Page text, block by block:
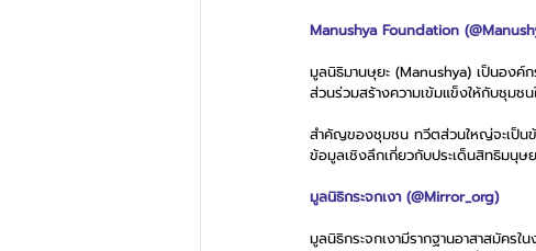
Manushya Foundation
มูลนิธิมานษุยะ (Manushya) เป็นองค์
ส่วนร่วมสร้างความเข้มแข็งให้กับชุมช
สำคัญของชุมชน ทวีตส่วนใหญ่จะเป็น
ข้อมูลเชิงลึกเกี่ยวกับประเด็นสิทธิมนุษ
มูลนิธิกระจกเงา (@Mirror_org)
มูลนิธิกระจกเงามีรากฐานอาสาสมัค